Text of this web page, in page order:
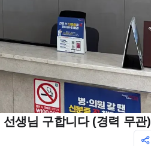
생님 구합니다 (경력 무관)